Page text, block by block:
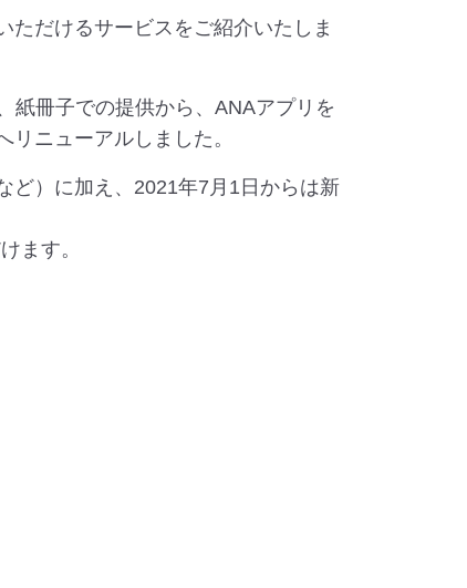
ただけるサービスをご紹介いたしま
紙冊子での提供から、ANAアプリを
ニューアルしました。
ど）に加え、2021年7月1日からは新
ます。